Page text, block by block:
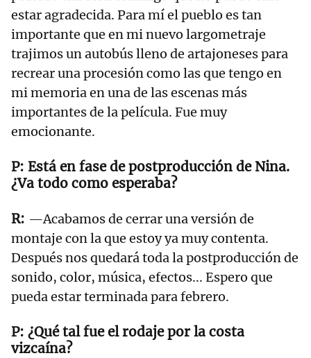
estar agradecida. Para mí el pueblo es tan
importante que en mi nuevo largometraje
trajimos un autobús lleno de artajoneses para
recrear una procesión como las que tengo en
mi memoria en una de las escenas más
importantes de la película. Fue muy
emocionante.
Está en fase de postproducción de Nina.
¿Va todo como esperaba?
—Acabamos de cerrar una versión de
montaje con la que estoy ya muy contenta.
Después nos quedará toda la postproducción de
sonido, color, música, efectos... Espero que
pueda estar terminada para febrero.
¿Qué tal fue el rodaje por la costa
vizcaína?